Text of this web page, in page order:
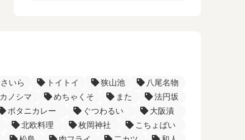
さいら トイトイ 狭山池
八尾名物
ノシマ めちゃくそ また
法円坂
ボタニカレー ぐつわるい
大阪漬
北欧料理 枚岡神社
こちょばい